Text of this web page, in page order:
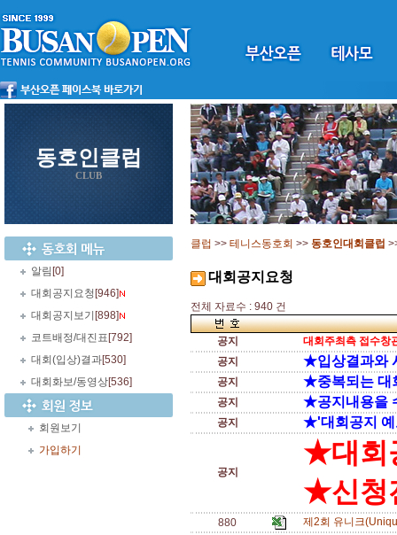
동호인클럽
CLUB
알림 [0]
대회공지요청 [946]
대회공지보기 [898]
코트배정/대진표 [792]
대회(입상)결과[530]
대회화보/동영상[536]
회원보기
가입하기
클럽 >> 테니스동호회 >> 동호인대회클럽
대회공지요청
전체 자료수 : 940 건
공지
대회주최측 접수창
공지
★입상결과와
공지 ★중복되는 대
공지 ★공지내용을
공지 ★'대회공지 예
공지
★대회
★신청
880
제2회 유니크